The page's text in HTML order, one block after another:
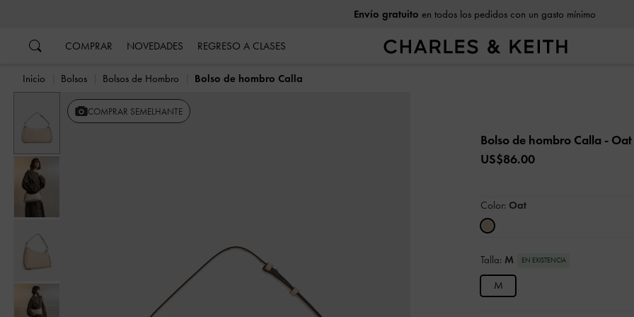
Envío gratuito en todos los pedidos con un gasto mínimo
COMPRAR NOVEDADES REGRESO A CLASES
Inicio Bolsos Bolsos de Hombro Bolso de hombro Calla
Anterior COMPRAR SEMELHANTE
Bolso de hombro Calla - Oat
US$86.00
Color: Oat
Talla: M EN EXISTENCIA
M